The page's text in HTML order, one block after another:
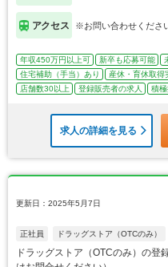
アクセス ※お問い合わせくださ
年収450万円以上可 新卒も応募可能
住宅補助（手当）あり
産休・育休取得
店舗数30以上
登録販売者の求人 積
求人の詳細を見る
更新日：2025年5月7日
正社員 ドラッグストア（OTCのみ）
ドラッグストア（OTCのみ）の